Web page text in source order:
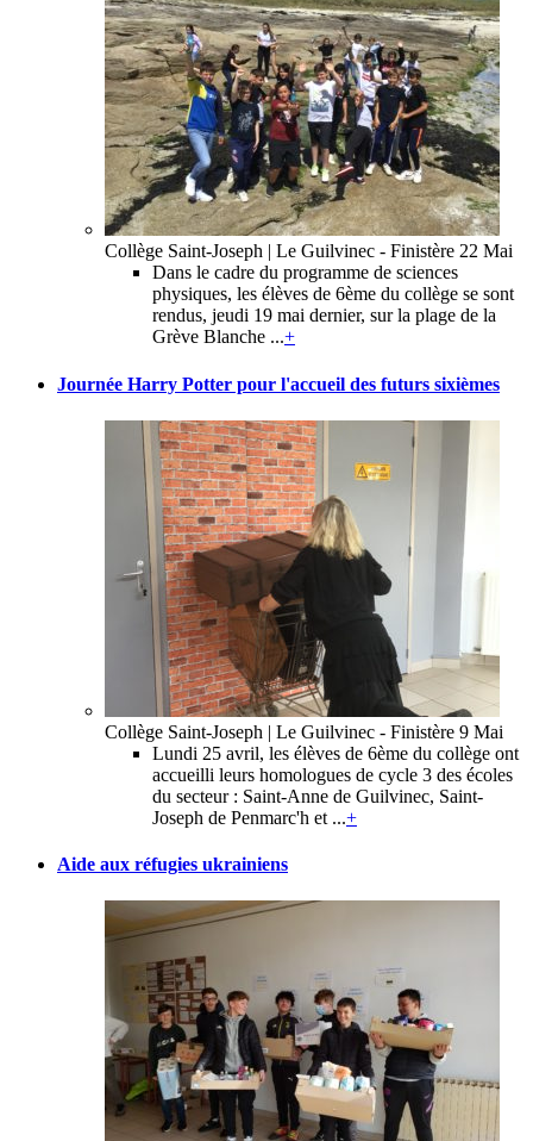
Collège Saint-Joseph | Le Guilvinec - Finistère 22 Mai
Dans le cadre du programme de sciences
physiques, les élèves de 6ème du collège se sont
rendus, jeudi 19 mai dernier, sur la plage de la
Grève Blanche ...+
Journée Harry Potter pour l'accueil des futurs sixièmes
Collège Saint-Joseph | Le Guilvinec - Finistère 9 Mai
Lundi 25 avril, les élèves de 6ème du collège ont
accueilli leurs homologues de cycle 3 des écoles
du secteur : Saint-Anne de Guilvinec, Saint-
Joseph de Penmarc'h et ...+
Aide aux réfugies ukrainiens